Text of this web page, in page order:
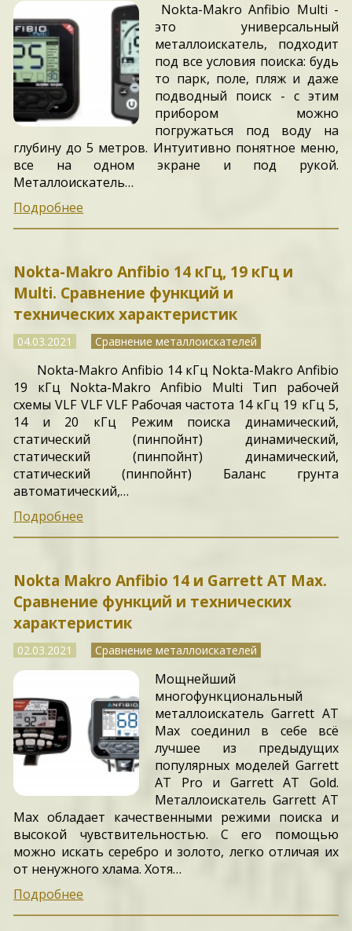
Nokta-Makro Anfibio Multi -
это универсальный
металлоискатель, подходит
под все условия поиска: будь
то парк, поле, пляж и даже
подводный поиск - с этим
прибором можно
погружаться под воду на
глубину до 5 метров. Интуитивно понятное меню,
все на одном экране и под рукой.
Металлоискатель…
Подробнее
Nokta-Makro Anfibio 14 кГц, 19 кГц и
Multi. Сравнение функций и
технических характеристик
04.03.2021 Сравнение металлоискателей
Nokta-Makro Anfibio 14 кГц Nokta-Makro Anfibio
19 кГц Nokta-Makro Anfibio Multi Тип рабочей
схемы VLF VLF VLF Рабочая частота 14 кГц 19 кГц 5,
14 и 20 кГц Режим поиска динамический,
статический (пинпойнт) динамический,
статический (пинпойнт) динамический,
статический (пинпойнт) Баланс грунта
автоматический,…
Подробнее
Nokta Makro Anfibio 14 и Garrett AT Max.
Сравнение функций и технических
характеристик
02.03.2021 Сравнение металлоискателей
Мощнейший
многофункциональный
металлоискатель Garrett AT
Max соединил в себе всё
лучшее из предыдущих
популярных моделей Garrett
AT Pro и Garrett AT Gold.
Металлоискатель Garrett AT
Max обладает качественными режими поиска и
высокой чувствительностью. С его помощью
можно искать серебро и золото, легко отличая их
от ненужного хлама. Хотя…
Подробнее